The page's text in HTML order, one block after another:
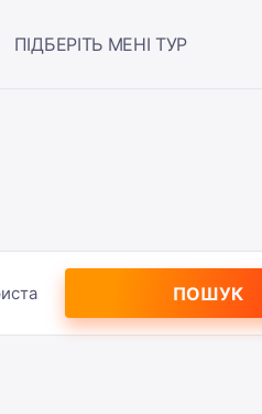
ПІДБЕРІТЬ МЕНІ ТУР
ПОШУК